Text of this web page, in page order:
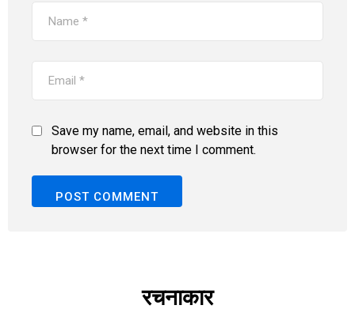
Save my name, email, and website in this
browser for the next time I comment.
रचनाकार